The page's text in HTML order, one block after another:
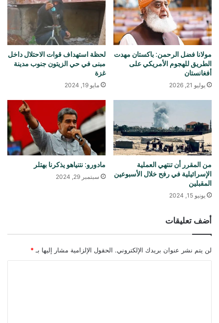
مولانا فضل الرحمن: باكستان مهدت
الطريق للهجوم الأمريكي على
أفغانستان
يوليو 21, 2026
لحظة استهداف قوات الاحتلال داخل
مبنى في حي الزيتون جنوب مدينة
غزة
مايو 19, 2024
من المقرر أن تنتهي العملية
الإسرائيلية في رفح خلال الأسبوعين
المقبلين
يونيو 15, 2024
مادورو: نتنياهو يذكرنا بهتلر
سبتمبر 29, 2024
أضف تعليقات
لن يتم نشر عنوان بريدك الإلكتروني. الحقول الإلزامية مشار إليها بـ *